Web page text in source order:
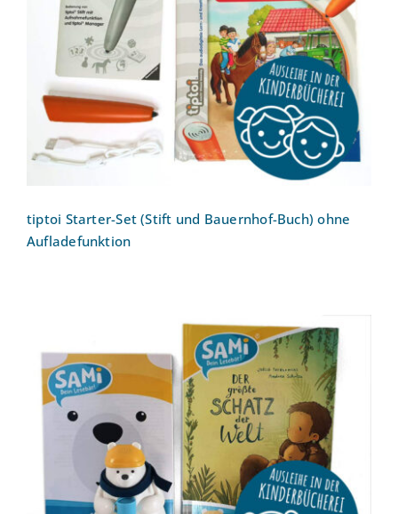
tiptoi Starter-Set (Stift und Bauernhof-
Buch) ohne Aufladefunktion
tiptoi Starter-Set (Stift und Bauernhof-Buch) ohne
Aufladefunktion
SAMi, dein Lesebär – Starter-Set